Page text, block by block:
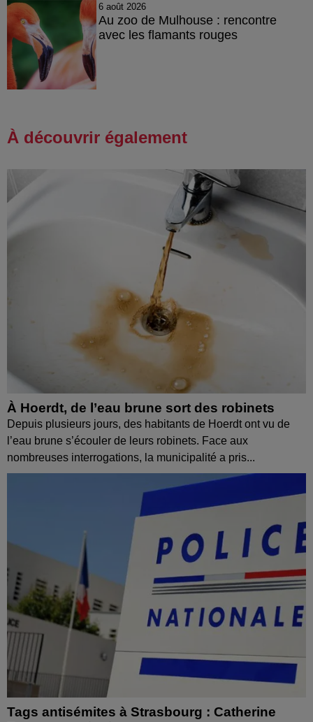
6 août 2026
Au zoo de Mulhouse : rencontre
avec les flamants rouges
À découvrir également
À Hoerdt, de l’eau brune sort des robinets
Depuis plusieurs jours, des habitants de Hoerdt ont vu de
l’eau brune s’écouler de leurs robinets. Face aux
nombreuses interrogations, la municipalité a pris...
Tags antisémites à Strasbourg : Catherine